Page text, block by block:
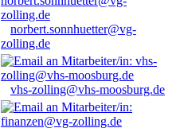
norbert.sonnhuetter@vg-
zolling.de
vhs-zolling@vhs-moosburg.de